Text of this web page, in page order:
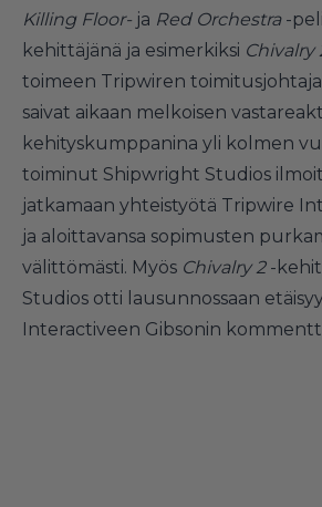
Killing Floor- ja Red Orchestra -
kehittäjänä ja esimerkiksi Chivalry
toimeen Tripwiren
saivat aikaan melkoisen
kehityskumppanina yli kolmen
toiminut Shipwright Studios
jatkamaan yhteistyötä Tripwire
ja aloittavansa sopimusten
välittömästi. Myös Chivalry 2 -
Studios otti lausunnossaan
Interactiveen Gibsonin